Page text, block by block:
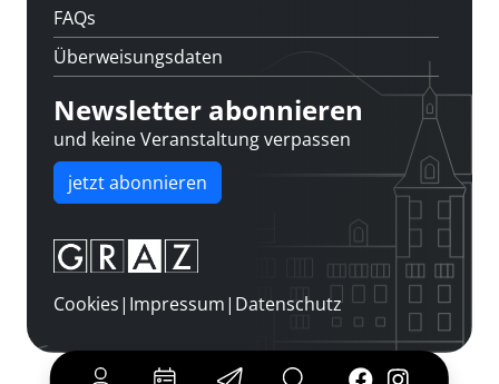
FAQs
Überweisungsdaten
Newsletter abonnieren
und keine Veranstaltung verpassen
jetzt abonnieren
Cookies| Impressum| Datenschutz